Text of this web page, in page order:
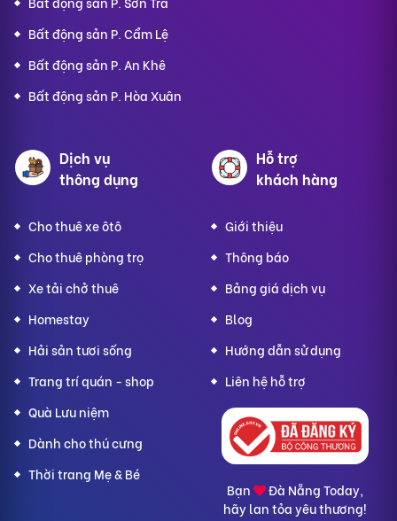
Bất động sản P. Cẩm Lệ
Bất động sản P. An Khê
Bất động sản P. Hòa Xuân
Dịch vụ
thông dụng
Cho thuê xe ôtô
Cho thuê phòng trọ
Xe tải chở thuê
Homestay
Hải sản tươi sống
Trang trí quán - shop
Quà Lưu niệm
Dành cho thú cưng
Thời trang Mẹ & Bé
Hỗ trợ
khách hàng
Giới thiệu
Thông báo
Bảng giá dịch vụ
Blog
Hướng dẫn sử dụng
Liên hệ hỗ trợ
Bạn
Đà Nẵng Today,
hãy lan tỏa yêu thương!